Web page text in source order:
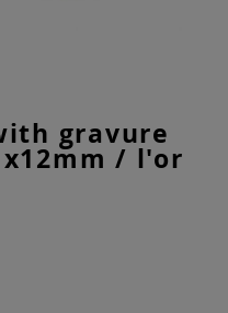
gravure
/ l'or